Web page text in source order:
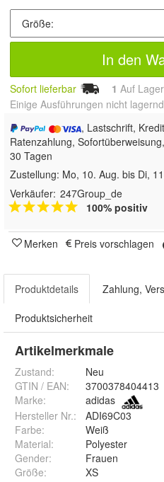
In den
Sofort lieferbar 1 Auf Lager
Einige Ausführungen nicht
, Lastschrift,
Ratenzahlung,
30 Tagen
Zustellung: Mo, 10. Aug. bis Di,
Verkäufer: 247Group_de
100% positiv
Merken Preis vorschlagen
Produktdetails Zahlung,
Produktsicherheit
Artikelmerkmale
Zustand:
Neu
GTIN / EAN:
3700378404413
Marke:
adidas
Hersteller Nr.:
ADI69C03
Farbe:
Weiß
Material:
Polyester
Gender:
Frauen
Größe: XS